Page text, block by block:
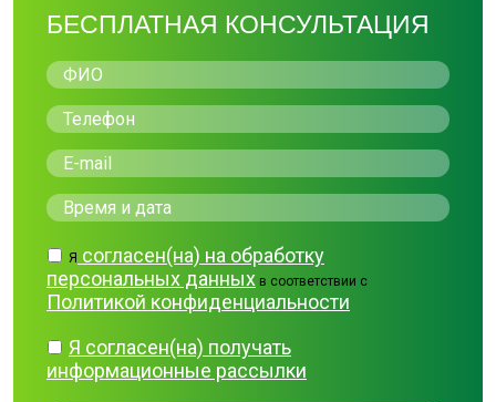
БЕСПЛАТНАЯ КОНСУЛЬТАЦИЯ
Я согласен(на) на обработку
персональных данных в соответствии с
Политикой конфиденциальности
Я согласен(на) получать
информационные рассылки